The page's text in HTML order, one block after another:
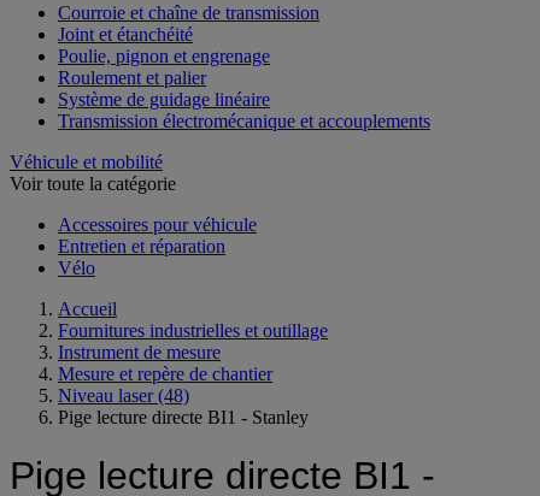
Courroie et chaîne de transmission
Joint et étanchéité
Poulie, pignon et engrenage
Roulement et palier
Système de guidage linéaire
Transmission électromécanique et accouplements
Véhicule et mobilité
Voir toute la catégorie
Accessoires pour véhicule
Entretien et réparation
Vélo
Accueil
Fournitures industrielles et outillage
Instrument de mesure
Mesure et repère de chantier
Niveau laser (48)
Pige lecture directe BI1 - Stanley
Pige lecture directe BI1 -